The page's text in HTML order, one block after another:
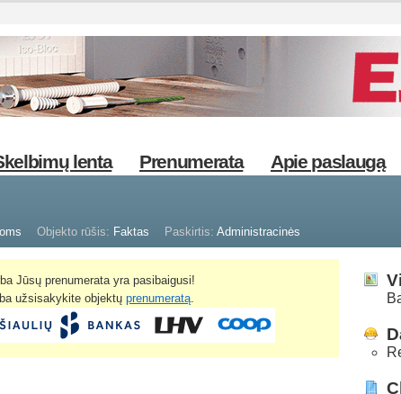
lenta Prenumerata Apie paslaugą
Objekto rūšis: Faktas Paskirtis: Administracinės
Jūsų prenumerata yra pasibaigusi!
užsisakykite objektųprenumeratą